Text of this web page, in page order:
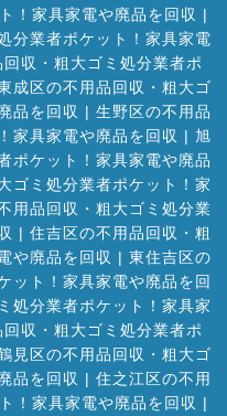
！家具家電や廃品を回収 |
分業者ポケット！家具家電
収・粗大ゴミ処分業者ポ
成区の不用品回収・粗大ゴ
品を回収 | 生野区の不用品
家具家電や廃品を回収 | 旭
ポケット！家具家電や廃品
ゴミ処分業者ポケット！家
用品回収・粗大ゴミ処分業
| 住吉区の不用品回収・粗
や廃品を回収 | 東住吉区の
ット！家具家電や廃品を回
処分業者ポケット！家具家
収・粗大ゴミ処分業者ポ
見区の不用品回収・粗大ゴ
品を回収 | 住之江区の不用
！家具家電や廃品を回収 |